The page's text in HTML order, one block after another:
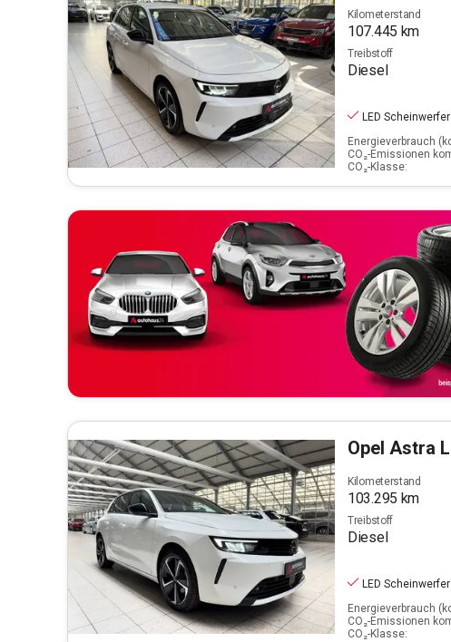
Kilometerstand
107.445 km
Treibstoff
Diesel
LED Scheinwerfer
Energieverbrauch
CO₂-Emissionen
CO₂-Klasse:
Opel Astra L 1.5 D
Kilometerstand
103.295 km
Treibstoff
Diesel
LED Scheinwerfer
Energieverbrauch
CO₂-Emissionen
CO₂-Klasse: